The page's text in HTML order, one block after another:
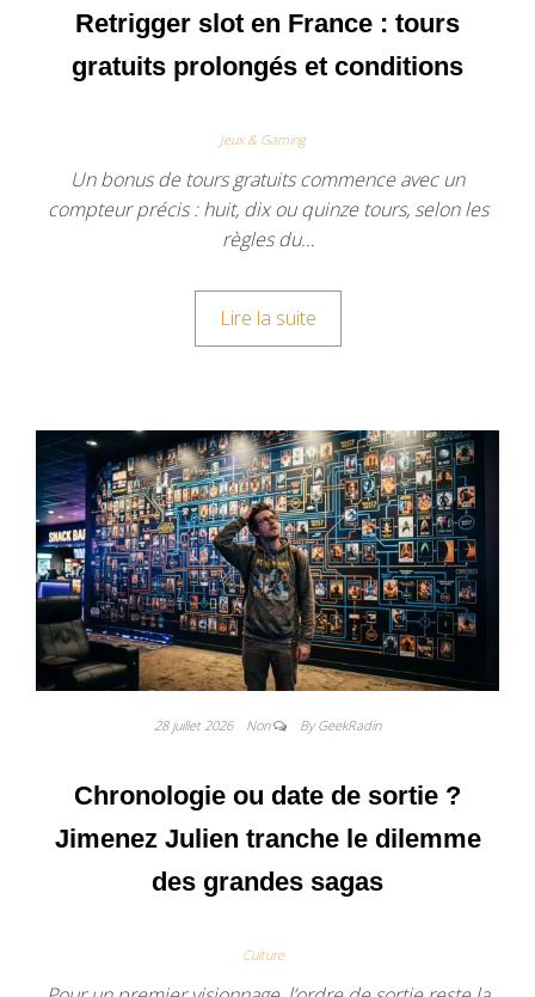
Retrigger slot en France : tours
gratuits prolongés et conditions
Jeux & Gaming
Un bonus de tours gratuits commence avec un
compteur précis : huit, dix ou quinze tours, selon les
règles du…
Lire la suite
28 juillet 2026 Non By GeekRadin
Chronologie ou date de sortie ?
Jimenez Julien tranche le dilemme
des grandes sagas
Culture